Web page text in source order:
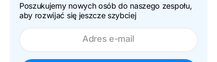
Poszukujemy nowych osób do naszego zespołu,
aby rozwijać się jeszcze szybciej
Adres e-mail